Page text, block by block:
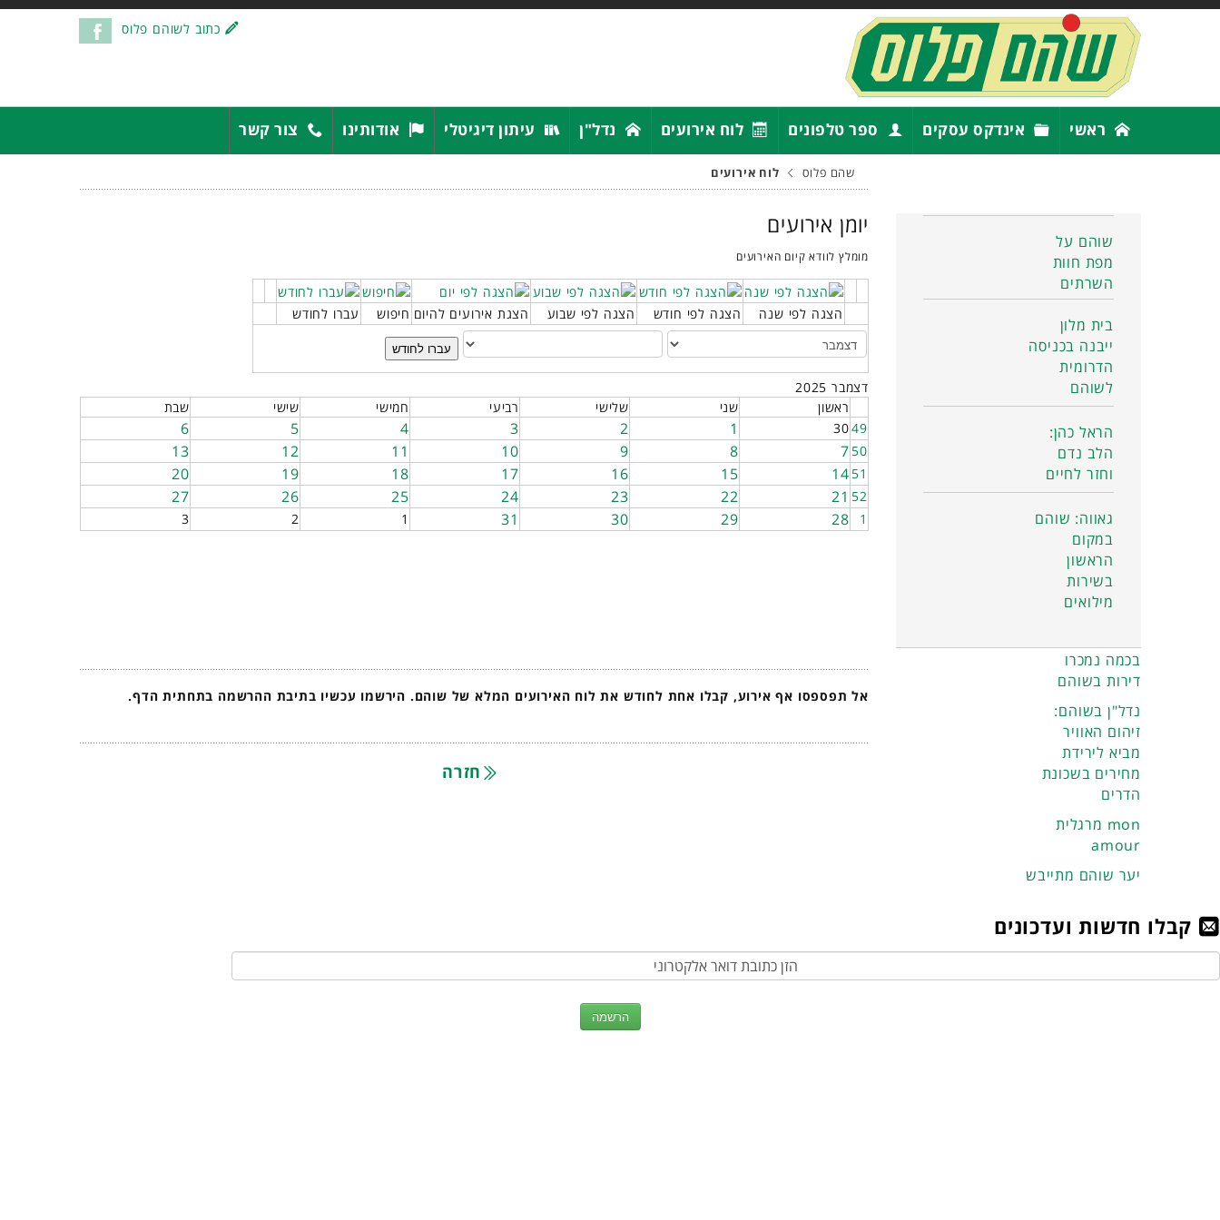
כתוב לשוהם פלוס
ראשי אינדקס עסקים ספר טלפונים לוח אירועים נדל"ן עיתון דיגיטלי אודותינו צור קשר
שהם פלוס לוח אירועים
יומן אירועים
מומלץ לוודא קיום האירועים
הצגה לפי שנה הצגה לפי חודש הצגה לפי שבוע הצגת אירועים להיום חיפוש
עברו לחודש
עברו לחודש
דצמבר 2025
ראשון
שני שלישי רביעי חמישי שישי
שבת
49
30
1
2
3
4
5
6
50
7
8
9
10
11
12
13
51
14
15
16
17
18
19
20
52
21
22
23
24
25
26
27
1
28
29
30
31
1
2
3
אל תפספסו אף אירוע, קבלו אחת לחודש את לוח האירועים המלא של שוהם. הירשמו עכשיו בתיבת ההרשמה בתחתית הדף.
חזרה
שוהם על
מפת חוות
השרתים
בית מלון
ייבנה בכניסה
הדרומית
לשוהם
הראל כהן:
הלב נדם
וחזר לחיים
גאווה: שוהם
במקום
הראשון
בשירות
מילואים
בכמה נמכרו
דירות בשוהם
נדל"ן בשוהם:
זיהום האוויר
מביא לירידת
מחירים בשכונת
הדרים
מרגלית mon
amour
יער שוהם מתייבש
קבלו חדשות ועדכונים